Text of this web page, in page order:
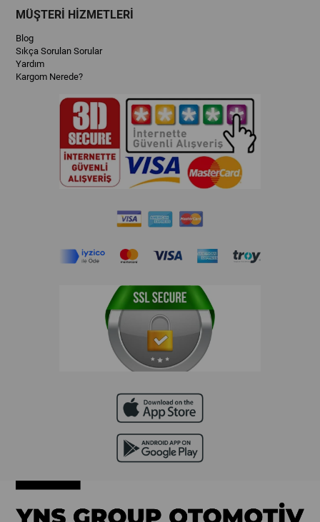
MÜŞTERİ HİZMETLERİ
Blog
Sıkça Sorulan Sorular
Yardım
Kargom Nerede?